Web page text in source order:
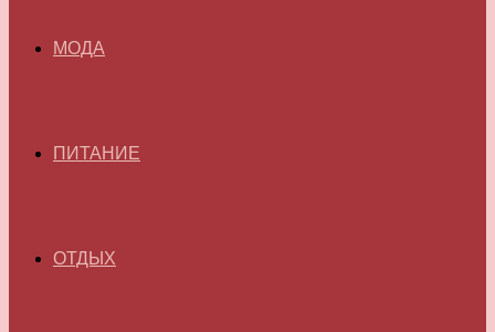
МОДА
ПИТАНИЕ
ОТДЫХ